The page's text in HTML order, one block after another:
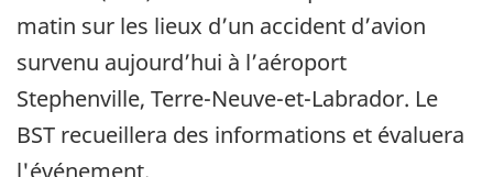
matin sur les lieux d’un accident d’avion
survenu aujourd’hui à l’aéroport
Stephenville, Terre-Neuve-et-Labrador. Le
BST recueillera des informations et évaluera